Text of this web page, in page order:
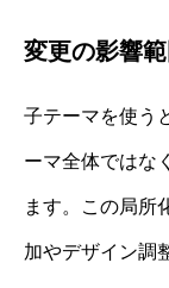
変更の影響
子テーマを使う
ーマ全体ではな
ます。この局所
加やデザイン調